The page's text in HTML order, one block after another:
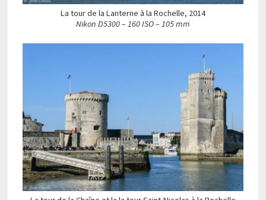
La tour de la Lanterne à la Rochelle, 2014
Nikon D5300 – 160 ISO – 105 mm